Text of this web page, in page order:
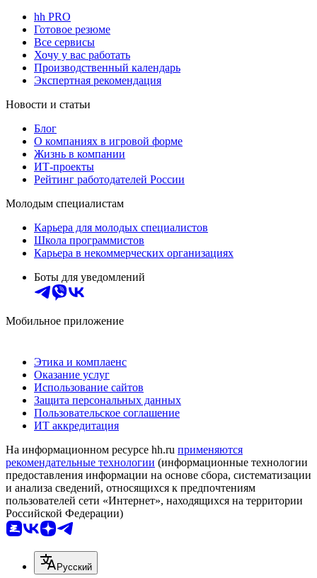
hh PRO
Готовое резюме
Все сервисы
Хочу у вас работать
Производственный календарь
Экспертная рекомендация
Новости и статьи
Блог
О компаниях в игровой форме
Жизнь в компании
ИТ-проекты
Рейтинг работодателей России
Молодым специалистам
Карьера для молодых специалистов
Школа программистов
Карьера в некоммерческих организациях
Боты для уведомлений
Мобильное приложение
Этика и комплаенс
Оказание услуг
Использование сайтов
Защита персональных данных
Пользовательское соглашение
ИТ аккредитация
На информационном ресурсе hh.ru применяются
рекомендательные технологии (информационные технологии
предоставления информации на основе сбора, систематизации
и анализа сведений, относящихся к предпочтениям
пользователей сети «Интернет», находящихся на территории
Российской Федерации)
Русский